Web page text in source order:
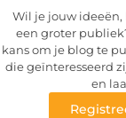
Wil je jouw
een groter
kans om je blog te
die geïnteresseerd
en